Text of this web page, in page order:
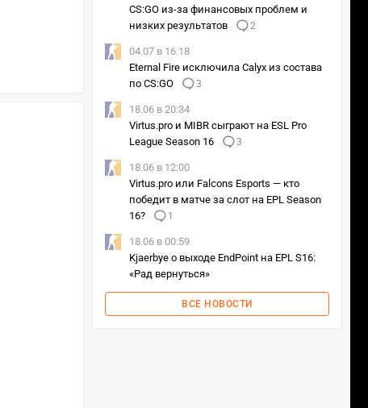
CS:GO из-за финансовых проблем и
низких результатов
2
04.07 в 16:18
Eternal Fire исключила Calyx из состава
по CS:GO
3
18.06 в 20:34
Virtus.pro и MIBR сыграют на ESL Pro
League Season 16
3
18.06 в 12:00
Virtus.pro или Falcons Esports — кто
победит в матче за слот на EPL Season
16?
1
18.06 в 00:59
Kjaerbye о выходе EndPoint на EPL S16:
«Рад вернуться»
ВСЕ НОВОСТИ